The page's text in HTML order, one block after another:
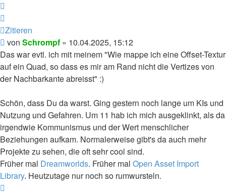
Zitieren
Beitrag
von Schrompf » 10.04.2025, 15:12
Das war evtl. ich mit meinem "Wie mappe ich eine Offset-Textur
auf ein Quad, so dass es mir am Rand nicht die Vertizes von
der Nachbarkante abreisst" :)
Schön, dass Du da warst. Ging gestern noch lange um KIs und
Nutzung und Gefahren. Um 11 hab ich mich ausgeklinkt, als da
irgendwie Kommunismus und der Wert menschlicher
Beziehungen aufkam. Normalerweise gibt's da auch mehr
Projekte zu sehen, die oft sehr cool sind.
Früher mal Dreamworlds. Früher mal Open Asset Import
Library. Heutzutage nur noch so rumwursteln.